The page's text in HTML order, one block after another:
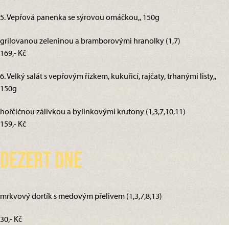
5. Vepřová panenka se sýrovou omáčkou,, 150g
grilovanou zeleninou a bramborovými hranolky (1,7)
169,- Kč
6. Velký salát s vepřovým řízkem, kukuřicí, rajčaty, trhanými listy,,
150g
hořčičnou zálivkou a bylinkovými krutony (1,3,7,10,11)
159,- Kč
Dezert dne
mrkvový dortík s medovým přelivem (1,3,7,8,13)
30,- Kč